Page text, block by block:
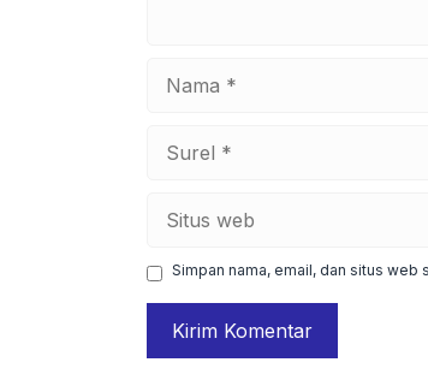
web
Simpan nama, email, dan situs web